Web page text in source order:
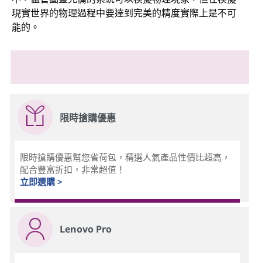
現實世界的物理過程中要達到完美的精度實際上是不可
能的。
限時搶購優惠
限時搶購優惠幫您省荷包，精選人氣產品性價比超高，
配合豐富折扣，非常超值！
立即選購 >
Lenovo Pro